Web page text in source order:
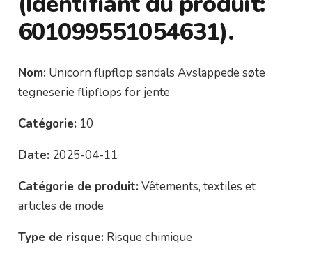
601099551054631).
Nom: Unicorn flipflop sandals Avslappede søte
tegneserie flipflops for jente
Catégorie: 10
Date: 2025-04-11
Catégorie de produit: Vêtements, textiles et
articles de mode
Type de risque: Risque chimique